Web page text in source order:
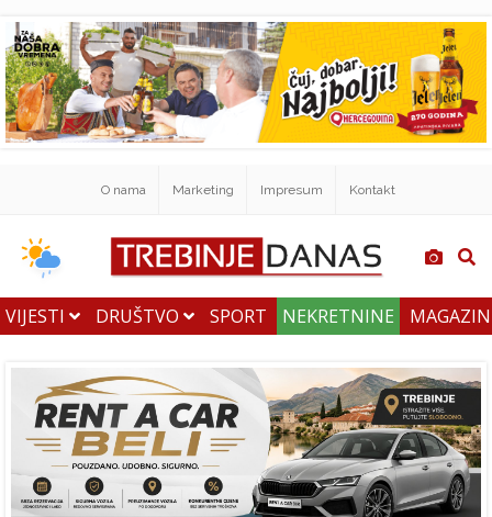
O nama Marketing Impresum Kontakt
VIJESTI DRUŠTVO SPORT NEKRETNINE